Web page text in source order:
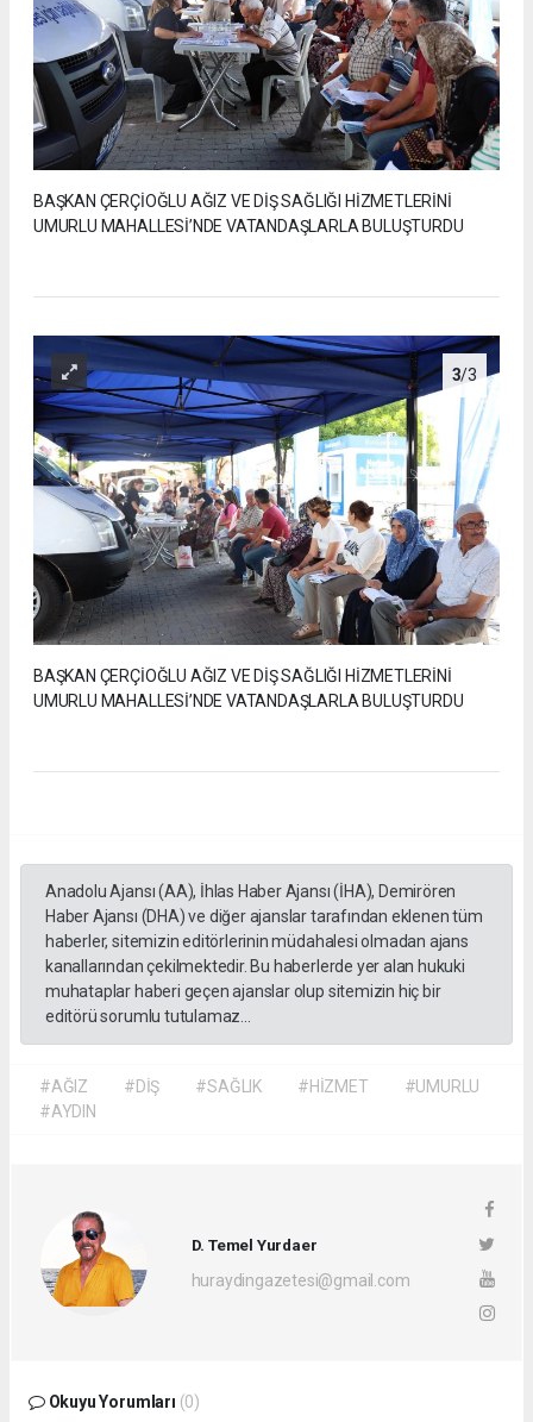
BAŞKAN ÇERÇİOĞLU AĞIZ VE DİŞ SAĞLIĞI HİZMETLERİNİ
UMURLU MAHALLESİ’NDE VATANDAŞLARLA BULUŞTURDU
3/3
BAŞKAN ÇERÇİOĞLU AĞIZ VE DİŞ SAĞLIĞI HİZMETLERİNİ
UMURLU MAHALLESİ’NDE VATANDAŞLARLA BULUŞTURDU
Anadolu Ajansı (AA), İhlas Haber Ajansı (İHA), Demirören
Haber Ajansı (DHA) ve diğer ajanslar tarafından eklenen tüm
haberler, sitemizin editörlerinin müdahalesi olmadan ajans
kanallarından çekilmektedir. Bu haberlerde yer alan hukuki
muhataplar haberi geçen ajanslar olup sitemizin hiç bir
editörü sorumlu tutulamaz...
#AĞIZ #DİŞ #SAĞLIK #HİZMET
#UMURLU
#AYDIN
D. Temel Yurdaer
huraydingazetesi@gmail.com
Okuyu Yorumları (0)